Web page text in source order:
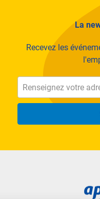
La
Recevez les